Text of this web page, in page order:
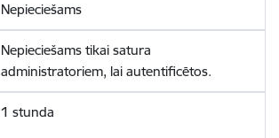
Nepieciešams
Nepieciešams tikai satura
administratoriem, lai autentificētos.
1 stunda